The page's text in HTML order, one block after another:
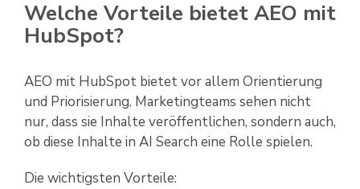
Welche Vorteile bietet AEO mit
HubSpot?
AEO mit HubSpot bietet vor allem Orientierung
und Priorisierung. Marketingteams sehen nicht
nur, dass sie Inhalte veröffentlichen, sondern auch,
ob diese Inhalte in AI Search eine Rolle spielen.
Die wichtigsten Vorteile: